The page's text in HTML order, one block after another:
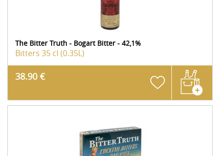
The Bitter Truth - Bogart Bitter - 42,1%
Bitters 35 cl (0.35L)
38.90 €